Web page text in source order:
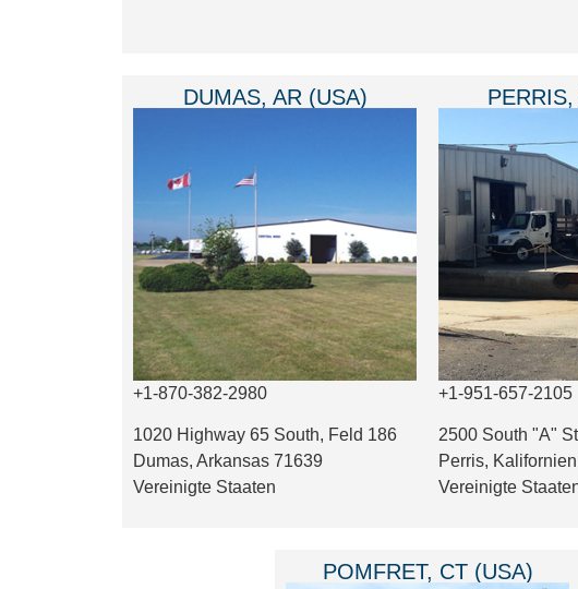
DUMAS, AR (USA)
+1-870-382-2980
1020 Highway 65 South, Feld 186
Dumas, Arkansas 71639
Vereinigte Staaten
+1-951-657-2105
2500 South "A"
Perris,
Vereinigte
POMFRET, CT (USA)